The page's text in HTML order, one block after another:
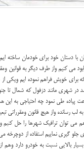
با دستان خود برای خودمان ساخته
می کنیم واز طرف دیگر به قوانین
خویش فراهم نموده ایم ویکی از
در شهری مانند دزفول که شمال تا
پیاده طی نمود چه احتیاجی به این
لب رسانده واز هیچ قانون ومقرراتی
هم می توان ترافیک شهرها را حل
جلو گیری نماییم استفاده از
بالایی نسبت به خودرو دارد وهم